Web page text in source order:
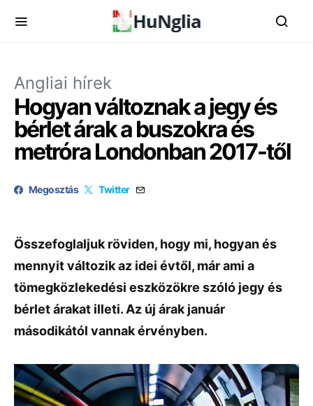
Angliai hírek
Hogyan változnak a jegy és
bérlet árak a buszokra és
metróra Londonban 2017-től
Megosztás Twitter
Összefoglaljuk röviden, hogy mi, hogyan és
mennyit változik az idei évtől, már ami a
tömegközlekedési eszközökre szóló jegy és
bérlet árakat illeti. Az új árak január
másodikától vannak érvényben.